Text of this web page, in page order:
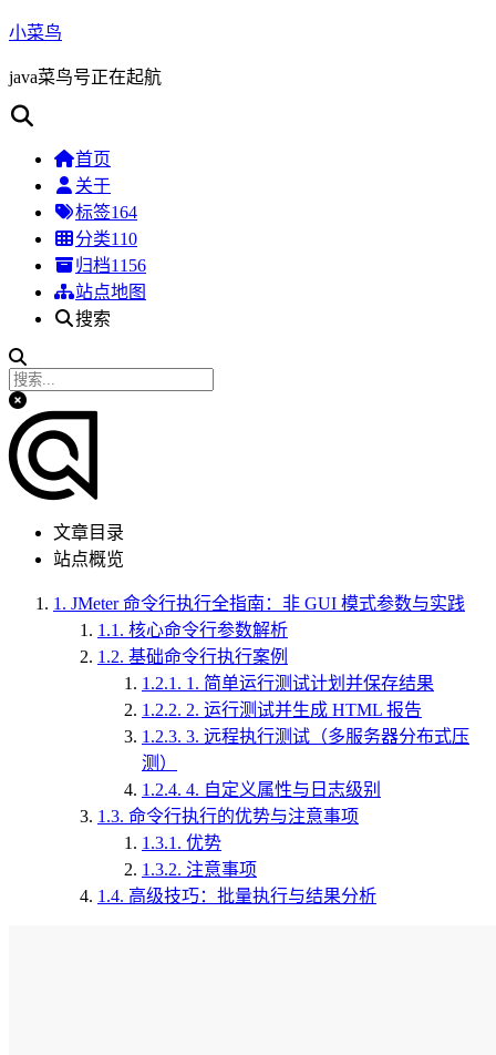
小菜鸟
java菜鸟号正在起航
首页
关于
标签164
分类110
归档1156
站点地图
搜索
文章目录
站点概览
1. JMeter 命令行执行全指南：非 GUI 模式参数与实践
1.1. 核心命令行参数解析
1.2. 基础命令行执行案例
1.2.1. 1. 简单运行测试计划并保存结果
1.2.2. 2. 运行测试并生成 HTML 报告
1.2.3. 3. 远程执行测试（多服务器分布式压
测）
1.2.4. 4. 自定义属性与日志级别
1.3. 命令行执行的优势与注意事项
1.3.1. 优势
1.3.2. 注意事项
1.4. 高级技巧：批量执行与结果分析